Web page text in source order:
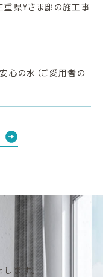
県Yさま邸の施工事
心の水（ご愛用者の
します。